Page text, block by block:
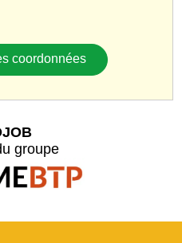
coordonnées
groupe